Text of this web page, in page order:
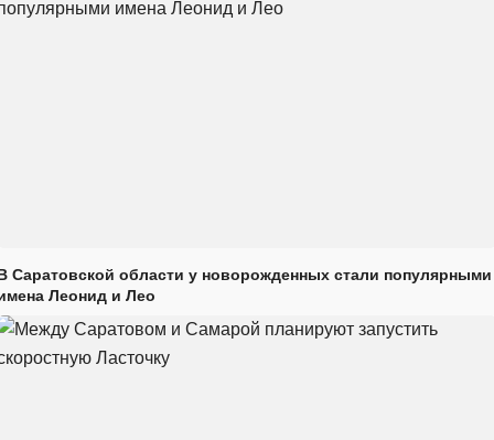
Саратовской области у новорожденных стали популярными
Леонид и Лео